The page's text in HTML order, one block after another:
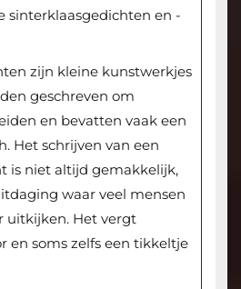
sinterklaasgedichten en -
zijn kleine kunstwerkjes
geschreven om
en bevatten vaak een
Het schrijven van een
is niet altijd gemakkelijk,
waar veel mensen
uitkijken. Het vergt
en soms zelfs een tikkeltje